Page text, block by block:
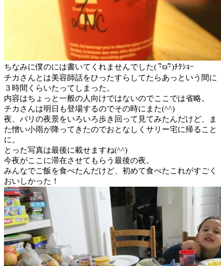
ちなみに僕のには書いてくれませんでした( ･ิϖ･ิ)ﾁｸｼｮｰ
チカさんとは美容師話をひったすらしてたらあっという間に
３時間くらいたってしまった。
内容はちょっと一般の人向けではないのでここでは省略。
チカさんは明日も登場するのでその時にまた(^^)
夜、パリの夜景をいろいろ歩き回って見てみたんだけど、ま
た憎い小雨が降ってきたのでおとなしくサリー宅に帰ること
に。
とった写真は最後に載せますね(^^)
今夜がここに滞在させてもらう最後の夜。
みんなでご飯を食べたんだけど、初めて食べたこれがすごく
おいしかった！